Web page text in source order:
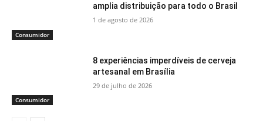
Consumidor
amplia distribuição para todo o Brasil
1 de agosto de 2026
Consumidor
8 experiências imperdíveis de cerveja
artesanal em Brasília
29 de julho de 2026